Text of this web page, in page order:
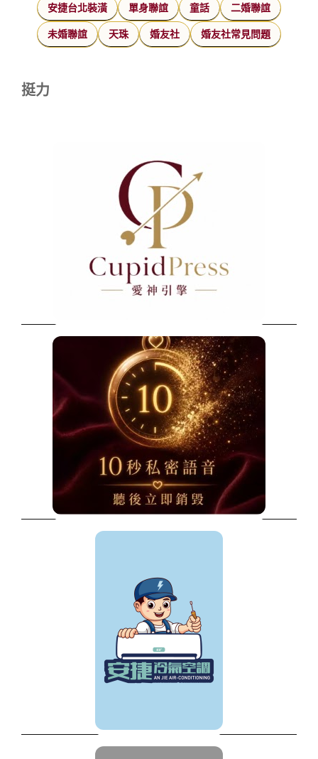
安捷台北裝潢 單身聯誼 童話 二婚聯誼
未婚聯誼 天珠 婚友社 婚友社常見問題
挺力